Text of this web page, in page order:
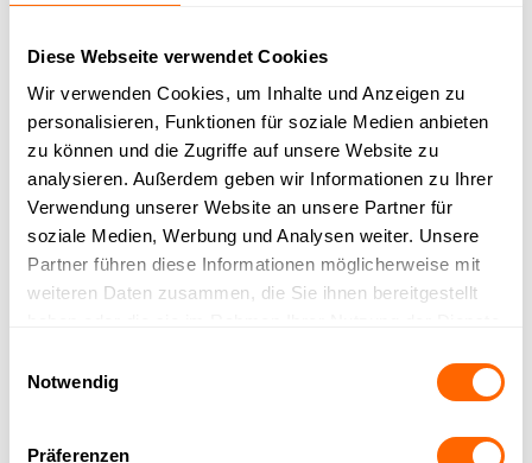
Diese Webseite verwendet Cookies
Wir verwenden Cookies, um Inhalte und Anzeigen zu
personalisieren, Funktionen für soziale Medien anbieten
zu können und die Zugriffe auf unsere Website zu
analysieren. Außerdem geben wir Informationen zu Ihrer
Verwendung unserer Website an unsere Partner für
soziale Medien, Werbung und Analysen weiter. Unsere
Partner führen diese Informationen möglicherweise mit
weiteren Daten zusammen, die Sie ihnen bereitgestellt
Notwendig
Präferenzen
keinerlei Einfluss. Deshalb distanziert er sich
hiermit ausdrücklich von allen Inhalten aller
verlinkten/verknüpften Seiten, die nach der
Linksetzung verändert wurden. Diese
Feststellung gilt für alle innerhalb des eigenen
Internetangebotes gesetzten Links und
Verweise sowie für Fremdeinträge in vom Autor
Linkverzeichnissen, Mailinglisten und in allen
anderen Formen von Datenbanken, auf deren
Inhalt externe Schreibzugriffe möglich sind. Für